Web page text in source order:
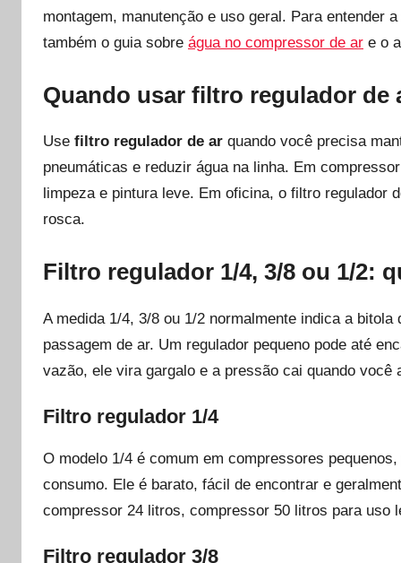
montagem, manutenção e uso geral. Para entender
também o guia sobre água no compressor de ar e o
Quando usar filtro regulador de
Use filtro regulador de ar quando você precisa
pneumáticas e reduzir água na linha. Em
limpeza e pintura leve. Em oficina, o filtro regulador
rosca.
Filtro regulador 1/4, 3/8 ou 1/2:
A medida 1/4, 3/8 ou 1/2 normalmente indica a
passagem de ar. Um regulador pequeno pode até
vazão, ele vira gargalo e a pressão cai quando você
Filtro regulador 1/4
O modelo 1/4 é comum em compressores
consumo. Ele é barato, fácil de encontrar e
compressor 24 litros, compressor 50 litros para uso
Filtro regulador 3/8